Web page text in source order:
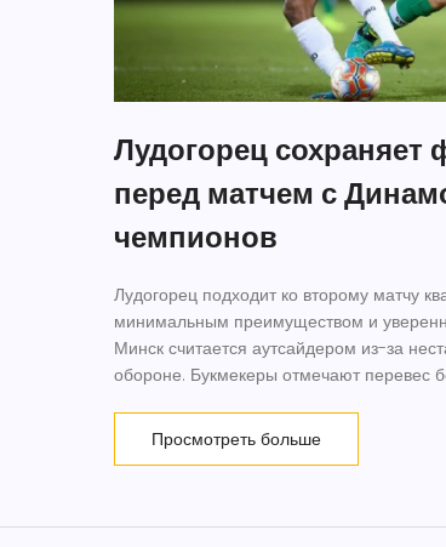
Лудогорец сохраняет
перед матчем с
чемпионов
Лудогорец подходит ко второму матчу
минимальным преимуществом и
Минск считается аутсайдером из-за
обороне. Букмекеры отмечают перевес
Просмотреть больше